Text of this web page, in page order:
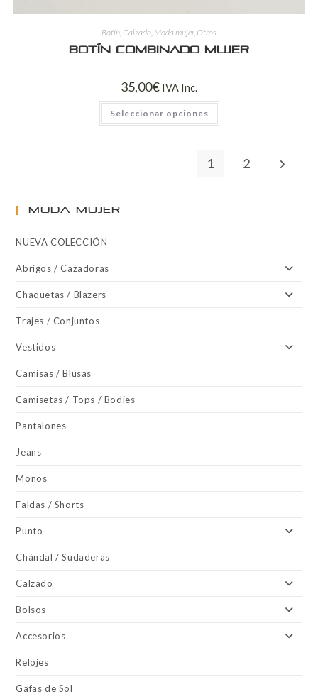
Botín, Calzado, Moda mujer, Otros
Botín combinado mujer
35,00€ IVA Inc.
Seleccionar opciones
1 2
MODA MUJER
NUEVA COLECCIÓN
Abrigos / Cazadoras
Chaquetas / Blazers
Trajes / Conjuntos
Vestidos
Camisas / Blusas
Camisetas / Tops / Bodies
Pantalones
Jeans
Monos
Faldas / Shorts
Punto
Chándal / Sudaderas
Calzado
Bolsos
Accesorios
Relojes
Gafas de Sol